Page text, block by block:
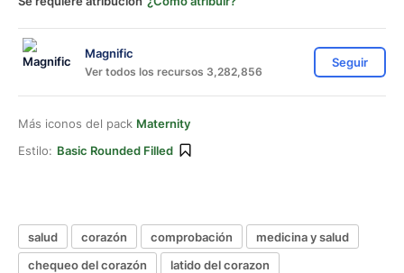
Magnific
Ver todos los recursos 3,282,856
Seguir
Más iconos del pack Maternity
Estilo: Basic Rounded Filled
salud corazón comprobación
medicina y salud
chequeo del corazón
latido del corazon